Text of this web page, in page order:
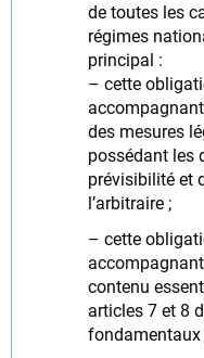
de toutes les
régimes
principal :
– cette
des mesures
possédant les
prévisibilité et
l’arbitraire ;
– cette
contenu
articles 7 et 8
fondamentaux